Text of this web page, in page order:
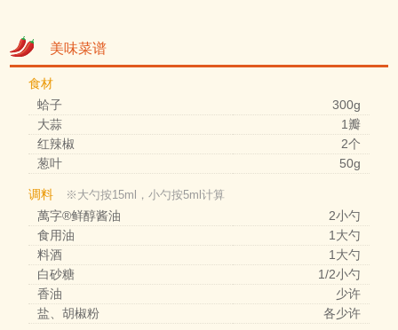
美味菜谱
食材
蛤子
300g
大蒜
1瓣
红辣椒
2个
葱叶
50g
调料 ※大勺按15ml，小勺按5ml计算
萬字®鲜醇酱油
2小勺
食用油
1大勺
料酒
1大勺
白砂糖
1/2小勺
香油
少许
盐、胡椒粉
各少许